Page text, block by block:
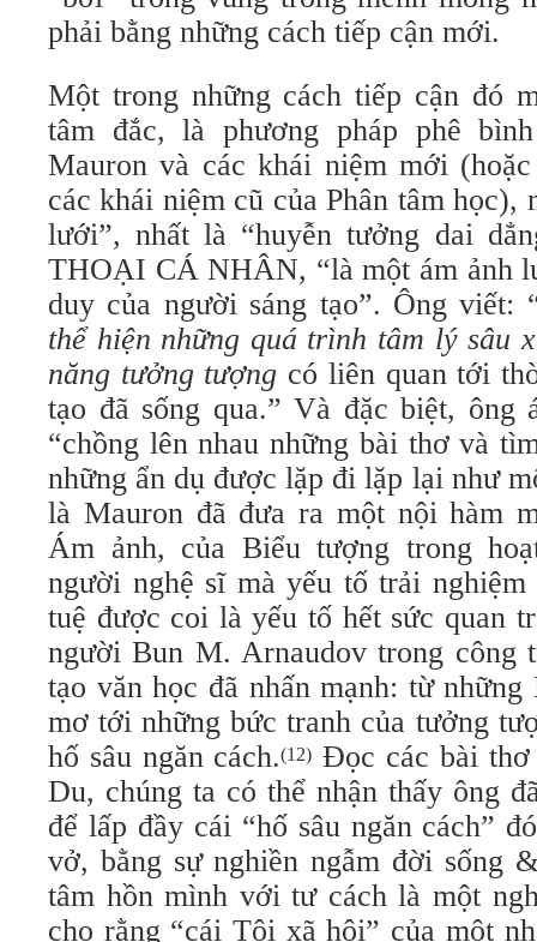
phải bằng những cách tiếp cận mới.
Một trong những cách tiếp cận đó
tâm đắc, là phương pháp phê
Mauron và các khái niệm mới
các khái niệm cũ của Phân tâm học),
lưới”, nhất là “huyễn tưởng dai
THOẠI CÁ NHÂN, “là một ám ảnh
duy của người sáng tạo”. Ông viết:
thể hiện những quá trình tâm lý sâu
năng tưởng tượng có liên quan tới
tạo đã sống qua.” Và đặc biệt, ông
“chồng lên nhau những bài thơ và
những ẩn dụ được lặp đi lặp lại như
là Mauron đã đưa ra một nội hàm
Ám ảnh, của Biểu tượng trong
người nghệ sĩ mà yếu tố trải
tuệ được coi là yếu tố hết sức quan
người Bun M. Arnaudov trong công
tạo văn học đã nhấn mạnh: từ
mơ tới những bức tranh của tưởng
hố sâu ngăn cách.(12) Đọc các bài thơ
Du, chúng ta có thể nhận thấy ông
để lấp đầy cái “hố sâu ngăn cách”
vở, bằng sự nghiền ngẫm đời sống
tâm hồn mình với tư cách là một
cho rằng “cái Tôi xã hội” của một